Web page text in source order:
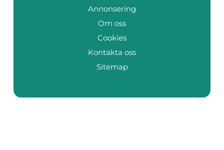
Annonsering
Om oss
Cookies
Kontakta oss
Sitemap